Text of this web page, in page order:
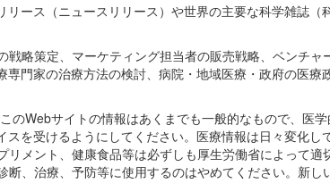
ース（ニュースリリース）や世界の主要な科学雑誌
略策定、マーケティング担当者の販売戦略、ベンチ
門家の治療方法の検討、病院・地域医療・政府の医
のWebサイトの情報はあくまでも一般的なもので、医
を受けるようにしてください。医療情報は日々変化
メント、健康食品等は必ずしも厚生労働省によって
、治療、予防等に使用するのはやめてください。新